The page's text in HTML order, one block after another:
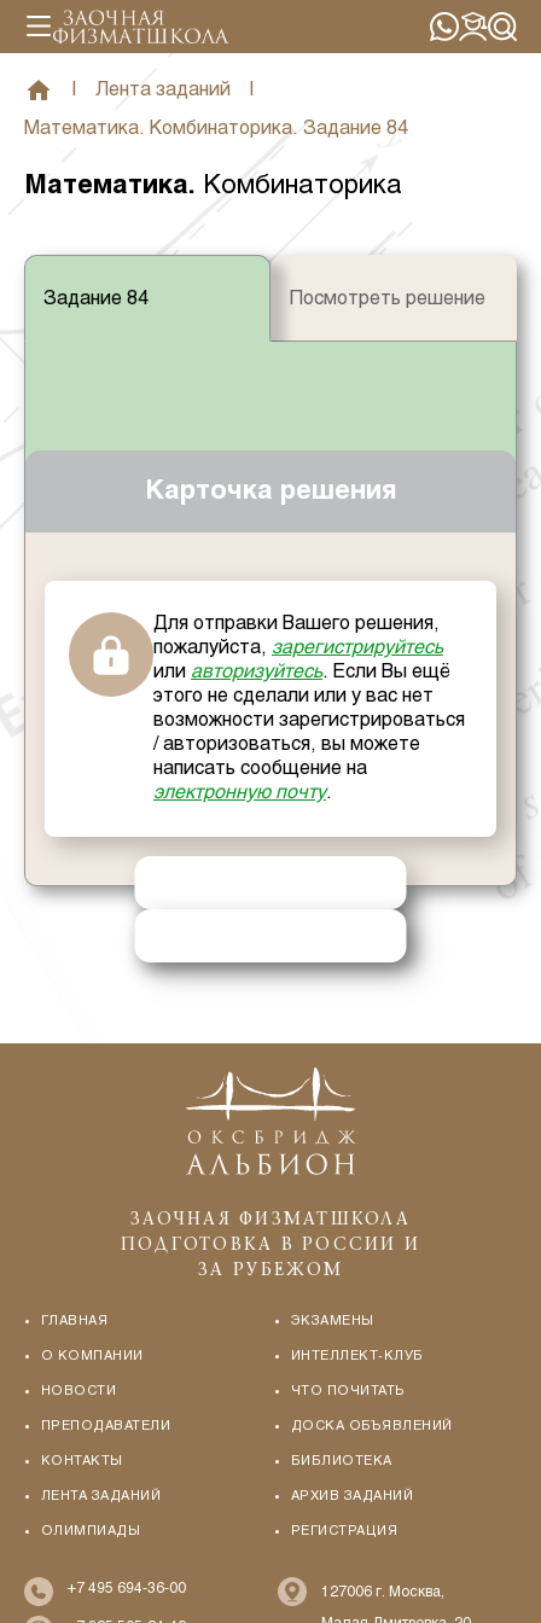
Лента заданий
Математика. Комбинаторика. Задание 84
Математика. Комбинаторика
Задание 84 Посмотреть решение
Карточка решения
Для отправки Вашего решения,
пожалуйста, зарегистрируйтесь
или авторизуйтесь. Если Вы ещё
этого не сделали или у вас нет
возможности зарегистрироваться
/ авторизоваться, вы можете
написать сообщение на
электронную почту.
ЗАОЧНАЯ ФИЗМАТШКОЛА
ПОДГОТОВКА В РОССИИ И
ЗА РУБЕЖОМ
ГЛАВНАЯ
О КОМПАНИИ
НОВОСТИ
ПРЕПОДАВАТЕЛИ
КОНТАКТЫ
ЛЕНТА ЗАДАНИЙ
ОЛИМПИАДЫ
ЭКЗАМЕНЫ
ИНТЕЛЛЕКТ-КЛУБ
ЧТО ПОЧИТАТЬ
ДОСКА ОБЪЯВЛЕНИЙ
БИБЛИОТЕКА
АРХИВ ЗАДАНИЙ
РЕГИСТРАЦИЯ
+7 495 694-36-00 127006 г. Москва,